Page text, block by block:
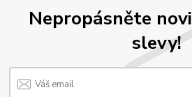
Nepropásněte
slevy!